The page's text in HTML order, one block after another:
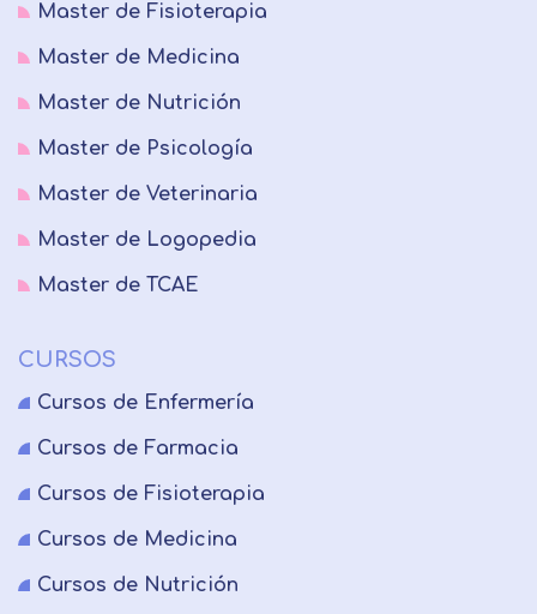
Master de Fisioterapia
Master de Medicina
Master de Nutrición
Master de Psicología
Master de Veterinaria
Master de Logopedia
Master de TCAE
CURSOS
Cursos de Enfermería
Cursos de Farmacia
Cursos de Fisioterapia
Cursos de Medicina
Cursos de Nutrición